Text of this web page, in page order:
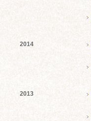
2014
2013